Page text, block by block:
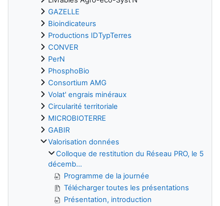
GAZELLE
Bioindicateurs
Productions IDTypTerres
CONVER
PerN
PhosphoBio
Consortium AMG
Volat' engrais minéraux
Circularité territoriale
MICROBIOTERRE
GABIR
Valorisation données
Colloque de restitution du Réseau PRO, le 5
décemb...
Programme de la journée
Télécharger toutes les présentations
Présentation, introduction